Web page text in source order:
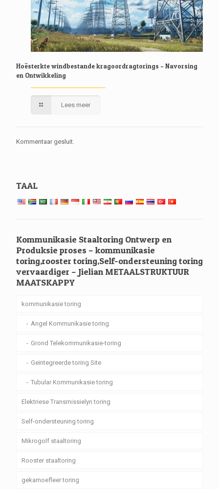
Hoësterkte windbestande kragoordragtorings – Navorsing
en Ontwikkeling
Lees meer
Kommentaar gesluit.
TAAL
Kommunikasie Staaltoring Ontwerp en
Produksie proses – kommunikasie
toring,rooster toring,Self-ondersteuning toring
vervaardiger – Jielian METAALSTRUKTUUR
MAATSKAPPY
kommunikasie toring
Angel Kommunikasie toring
Grond Telekommunikasie-toring
Geïntegreerde toring Site
Tubular Kommunikasie toring
Elektriese Transmissielyn toring
Self-ondersteuning toring
Mikrogolf staaltoring
Rooster staaltoring
gekamoefleer toring